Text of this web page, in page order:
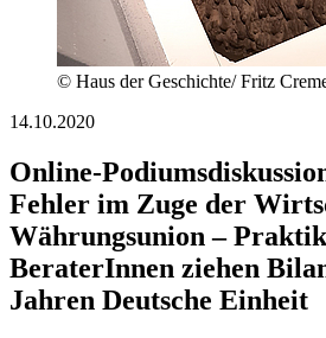
© Haus der Geschichte/ Fritz
14.10.2020
Online-
Fehler im Zuge der
Währungsunion –
BeraterInnen ziehen
Jahren Deutsche Einheit